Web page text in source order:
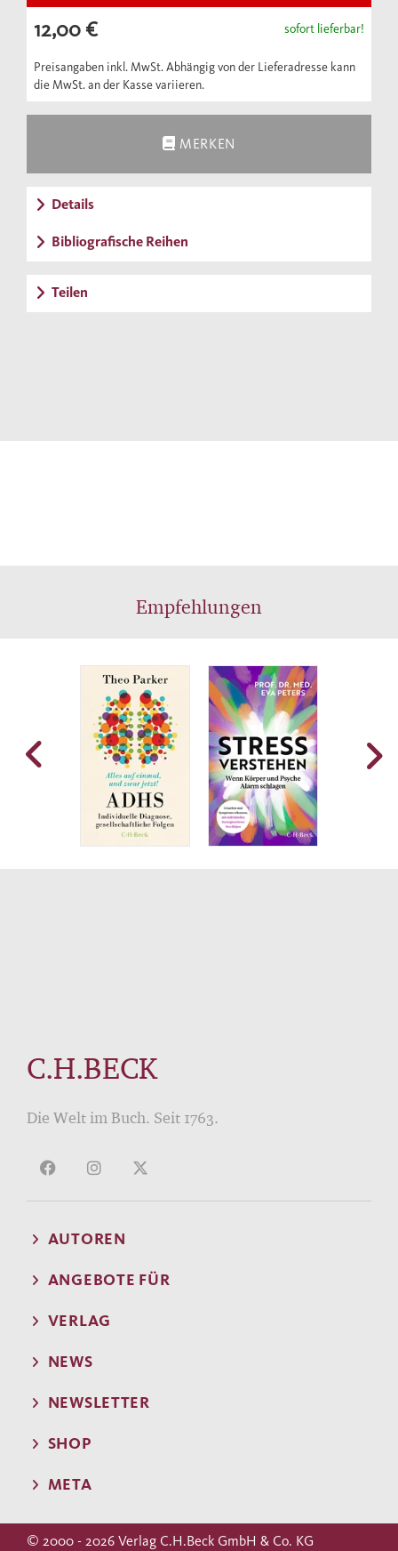
Erfahrungen des Lebens zurückfinden
möchten.
12,00 € sofort lieferbar!
Preisangaben inkl. MwSt. Abhängig von der Lieferadresse kann
die MwSt. an der Kasse variieren.
MERKEN
Details
Bibliografische Reihen
Teilen
Empfehlungen
C.H.BECK
Die Welt im Buch. Seit 1763.
AUTOREN
ANGEBOTE FÜR
VERLAG
NEWS
NEWSLETTER
SHOP
META
© 2000 - 2026 Verlag C.H.Beck GmbH & Co. KG